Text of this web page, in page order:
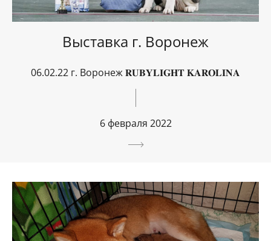
Выставка г. Воронеж
06.02.22 г. Воронеж 𝐑𝐔𝐁𝐘𝐋𝐈𝐆𝐇𝐓 𝐊𝐀𝐑𝐎𝐋𝐈𝐍𝐀
6 февраля 2022